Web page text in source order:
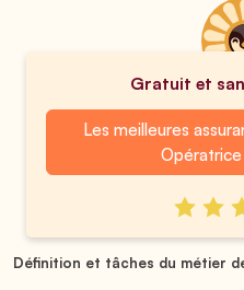
Gratuit et
Les meilleures
Définition et tâches du métier